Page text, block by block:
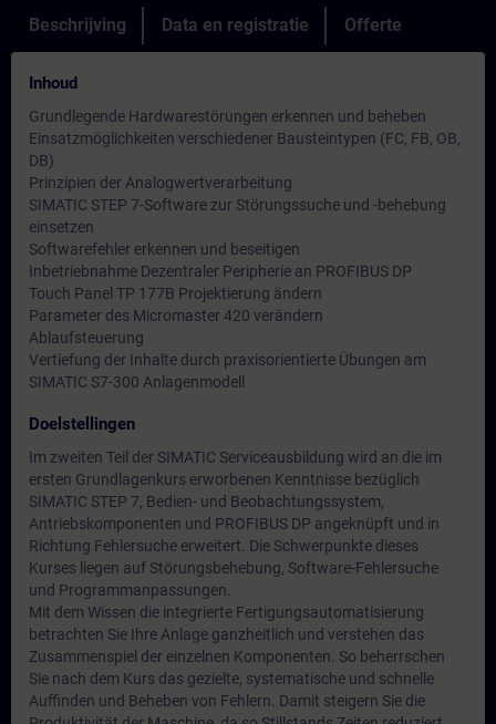
Beschrijving Data en registratie Offerte
Inhoud
Grundlegende Hardwarestörungen erkennen und beheben
Einsatzmöglichkeiten verschiedener Bausteintypen (FC, FB, OB,
DB)
Prinzipien der Analogwertverarbeitung
SIMATIC STEP 7-Software zur Störungssuche und -behebung
einsetzen
Softwarefehler erkennen und beseitigen
Inbetriebnahme Dezentraler Peripherie an PROFIBUS DP
Touch Panel TP 177B Projektierung ändern
Parameter des Micromaster 420 verändern
Ablaufsteuerung
Vertiefung der Inhalte durch praxisorientierte Übungen am
SIMATIC S7-300 Anlagenmodell
Doelstellingen
Im zweiten Teil der SIMATIC Serviceausbildung wird an die im
ersten Grundlagenkurs erworbenen Kenntnisse bezüglich
SIMATIC STEP 7, Bedien- und Beobachtungssystem,
Antriebskomponenten und PROFIBUS DP angeknüpft und in
Richtung Fehlersuche erweitert. Die Schwerpunkte dieses
Kurses liegen auf Störungsbehebung, Software-Fehlersuche
und Programmanpassungen.
Mit dem Wissen die integrierte Fertigungsautomatisierung
betrachten Sie Ihre Anlage ganzheitlich und verstehen das
Zusammenspiel der einzelnen Komponenten. So beherrschen
Sie nach dem Kurs das gezielte, systematische und schnelle
Auffinden und Beheben von Fehlern. Damit steigern Sie die